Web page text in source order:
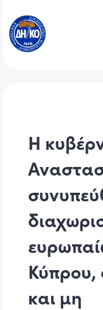
Η
Κύπρου,
και μη